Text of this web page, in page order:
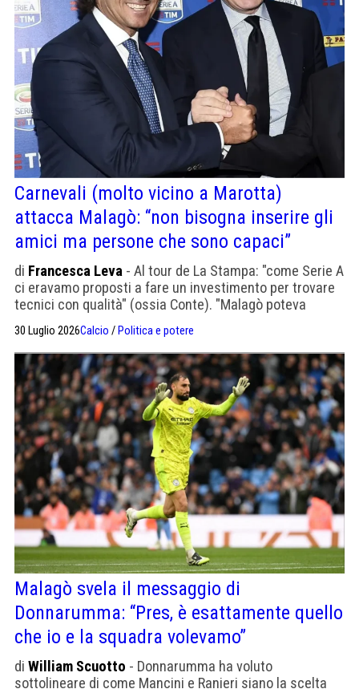
Carnevali (molto vicino a Marotta)
attacca Malagò: “non bisogna inserire gli
amici ma persone che sono capaci”
di Francesca Leva - Al tour de La Stampa: "come Serie A
ci eravamo proposti a fare un investimento per trovare
tecnici con qualità" (ossia Conte). "Malagò poteva
30 Luglio 2026Calcio / Politica e potere
Malagò svela il messaggio di
Donnarumma: “Pres, è esattamente quello
che io e la squadra volevamo”
di William Scuotto - Donnarumma ha voluto
sottolineare di come Mancini e Ranieri siano la scelta